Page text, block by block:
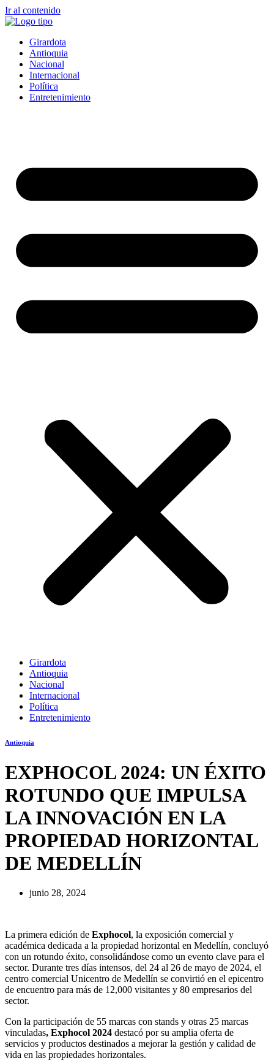
Ir al contenido
Girardota
Antioquia
Nacional
Internacional
Política
Entretenimiento
Girardota
Antioquia
Nacional
Internacional
Política
Entretenimiento
Antioquia
EXPHOCOL 2024: UN ÉXITO
ROTUNDO QUE IMPULSA
LA INNOVACIÓN EN LA
PROPIEDAD HORIZONTAL
DE MEDELLÍN
junio 28, 2024
La primera edición de Exphocol, la exposición comercial y
académica dedicada a la propiedad horizontal en Medellín, concluyó
con un rotundo éxito, consolidándose como un evento clave para el
sector. Durante tres días intensos, del 24 al 26 de mayo de 2024, el
centro comercial Unicentro de Medellín se convirtió en el epicentro
de encuentro para más de 12,000 visitantes y 80 empresarios del
sector.
Con la participación de 55 marcas con stands y otras 25 marcas
vinculadas, Exphocol 2024 destacó por su amplia oferta de
servicios y productos destinados a mejorar la gestión y calidad de
vida en las propiedades horizontales.